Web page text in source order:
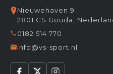
Nieuwehaven 9
2801 CS Gouda,
0182 514 770
info@vs-sport.nl